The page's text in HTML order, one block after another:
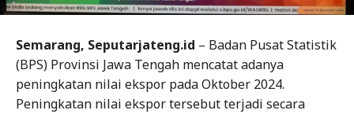
Semarang, Seputarjateng.id – Badan Pusat Statistik
(BPS) Provinsi Jawa Tengah mencatat adanya
peningkatan nilai ekspor pada Oktober 2024.
Peningkatan nilai ekspor tersebut terjadi secara